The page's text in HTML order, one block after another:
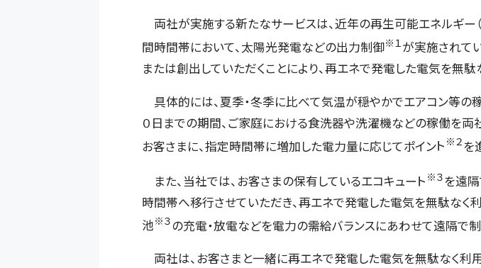
両社が実施する新たなサービスは、近年の再生可能エネルギー
間時間帯において、太陽光発電などの出力制御※１が実施されて
または創出していただくことにより、再エネで発電した電気を無駄
具体的には、夏季・冬季に比べて気温が穏やかでエアコン等の
０日までの期間、ご家庭における食洗器や洗濯機などの稼働を
お客さまに、指定時間帯に増加した電力量に応じてポイント ※２を
また、当社では、お客さまの保有しているエコキュート ※３を遠
時間帯へ移行させていただき、再エネで発電した電気を無駄なく
池※３の充電・放電などを電力の需給バランスにあわせて遠隔で
両社は、お客さまと一緒に再エネで発電した電気を無駄なく利